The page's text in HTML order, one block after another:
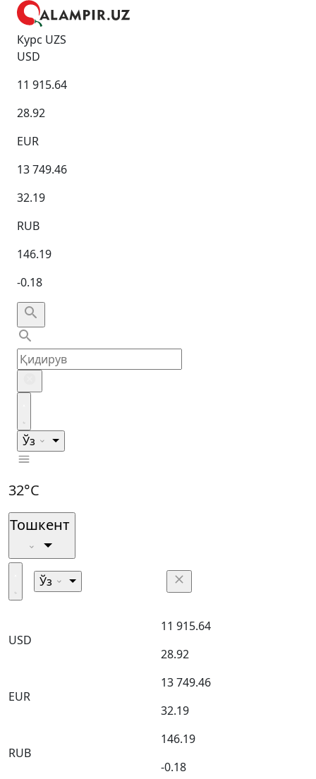
Курс UZS
USD
11 915.64
28.92
EUR
13 749.46
32.19
RUB
146.19
-0.18
Ўз
32°C
Тошкент
Ўз
USD
11 915.64
28.92
EUR
13 749.46
32.19
RUB
146.19
-0.18